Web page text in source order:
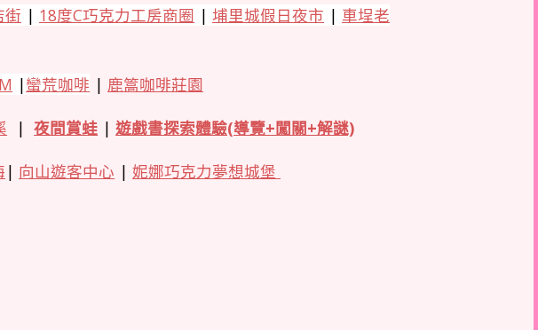
街 | 18度C巧克力工房商圈 |埔里城假日夜市 | 車埕老
|蠻荒咖啡 | 鹿篙咖啡莊園
|夜間賞蛙 |遊戲書探索體驗(導覽+闖關+解謎)
| 向山遊客中心 |妮娜巧克力夢想城堡